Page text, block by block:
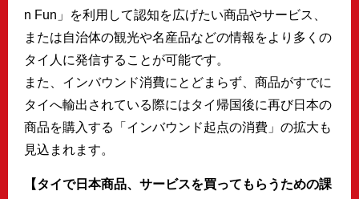
n Fun」を利用して認知を広げたい商品やサービス、
または自治体の観光や名産品などの情報をより多くの
タイ人に発信することが可能です。
また、インバウンド消費にとどまらず、商品がすでに
タイへ輸出されている際にはタイ帰国後に再び日本の
商品を購入する「インバウンド起点の消費」の拡大も
見込まれます。
【タイで日本商品、サービスを買ってもらうための課